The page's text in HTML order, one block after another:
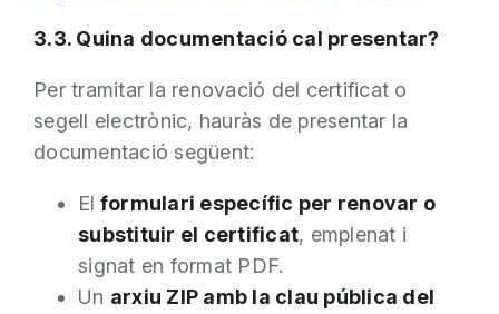
3.3. Quina documentació cal presentar?
Per tramitar la renovació del certificat o
segell electrònic, hauràs de presentar la
documentació següent:
El formulari específic per renovar o
substituir el certificat, emplenat i
signat en format PDF.
Un arxiu ZIP amb la clau pública del